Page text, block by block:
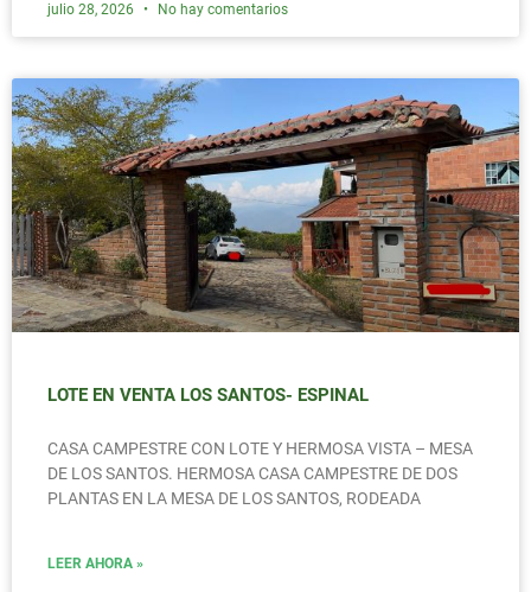
julio 28, 2026 No hay comentarios
LOTE EN VENTA LOS SANTOS- ESPINAL
CASA CAMPESTRE CON LOTE Y HERMOSA VISTA – MESA
DE LOS SANTOS. HERMOSA CASA CAMPESTRE DE DOS
PLANTAS EN LA MESA DE LOS SANTOS, RODEADA
LEER AHORA »